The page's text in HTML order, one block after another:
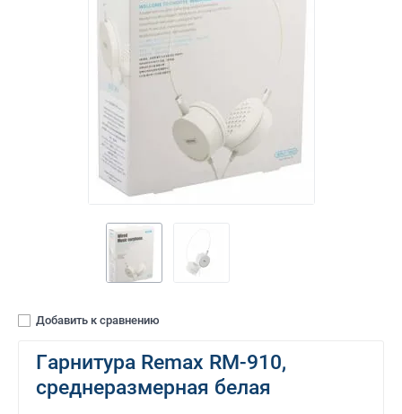
Добавить к сравнению
Гарнитура Remax RM-910,
среднеразмерная белая